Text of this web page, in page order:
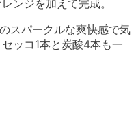
ンジを加えて完成。
スパークルな爽快感で気
ッコ1本と炭酸4本も一